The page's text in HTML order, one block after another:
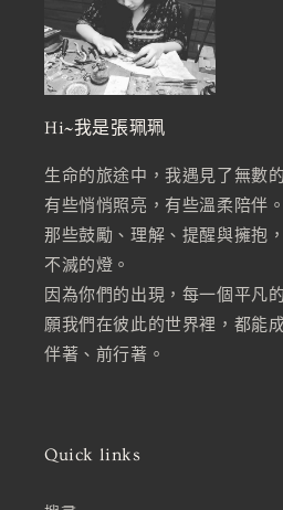
Hi~我是張珮珮
生命的旅途中，我遇見了無數
有些悄悄照亮，有些溫柔陪伴。
那些鼓勵、理解、提醒與擁抱
不滅的燈。
因為你們的出現，每一個平凡
願我們在彼此的世界裡，都能
伴著、前行著。
Quick links